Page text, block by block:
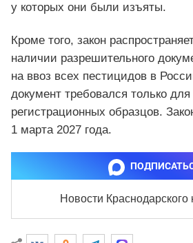
у которых они были изъяты.
Кроме того, закон
наличии разрешительного
на ввоз всех пестицидов в
документ требовался только для
регистрационных образцов.
1 марта 2027 года.
Новости Краснодарского